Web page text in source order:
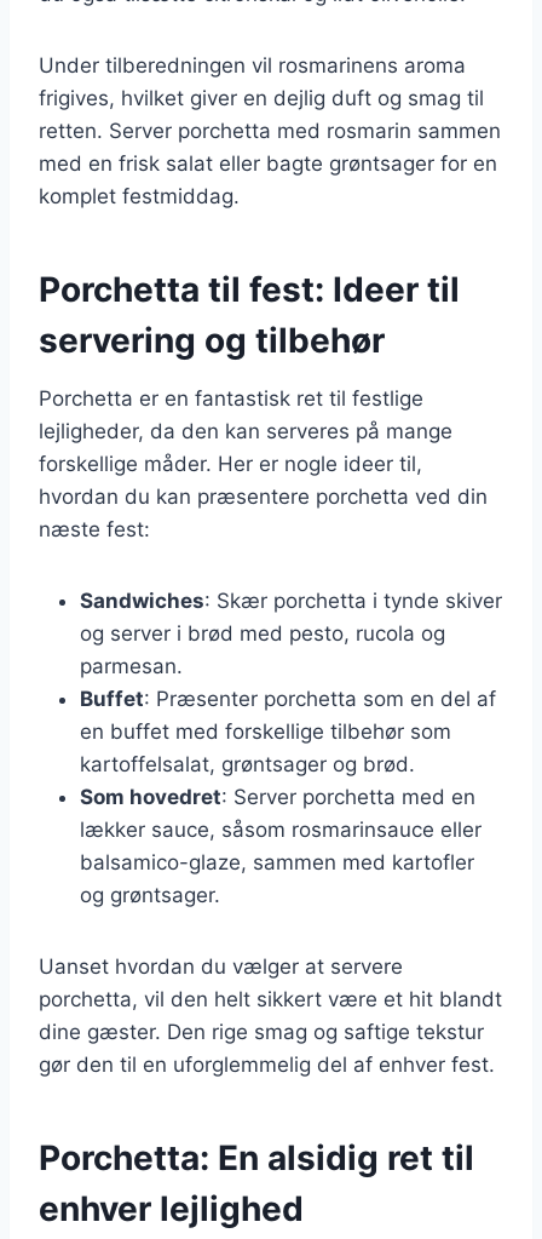
Under tilberedningen vil rosmarinens aroma
frigives, hvilket giver en dejlig duft og smag til
retten. Server porchetta med rosmarin sammen
med en frisk salat eller bagte grøntsager for en
komplet festmiddag.
Porchetta til fest: Ideer til
servering og tilbehør
Porchetta er en fantastisk ret til festlige
lejligheder, da den kan serveres på mange
forskellige måder. Her er nogle ideer til,
hvordan du kan præsentere porchetta ved din
næste fest:
Sandwiches: Skær porchetta i tynde skiver
og server i brød med pesto, rucola og
parmesan.
Buffet: Præsenter porchetta som en del af
en buffet med forskellige tilbehør som
kartoffelsalat, grøntsager og brød.
Som hovedret: Server porchetta med en
lækker sauce, såsom rosmarinsauce eller
balsamico-glaze, sammen med kartofler
og grøntsager.
Uanset hvordan du vælger at servere
porchetta, vil den helt sikkert være et hit blandt
dine gæster. Den rige smag og saftige tekstur
gør den til en uforglemmelig del af enhver fest.
Porchetta: En alsidig ret til
enhver lejlighed